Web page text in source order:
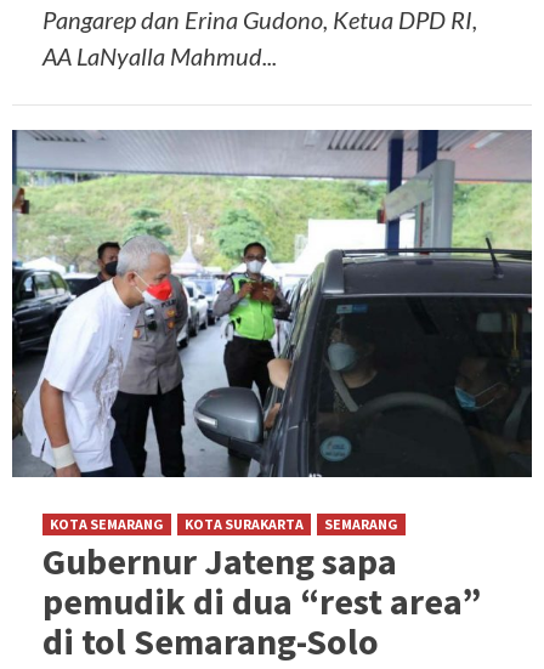
Pangarep dan Erina Gudono, Ketua DPD RI,
AA LaNyalla Mahmud...
KOTA SEMARANG KOTA SURAKARTA SEMARANG
Gubernur Jateng sapa
pemudik di dua “rest area”
di tol Semarang-Solo